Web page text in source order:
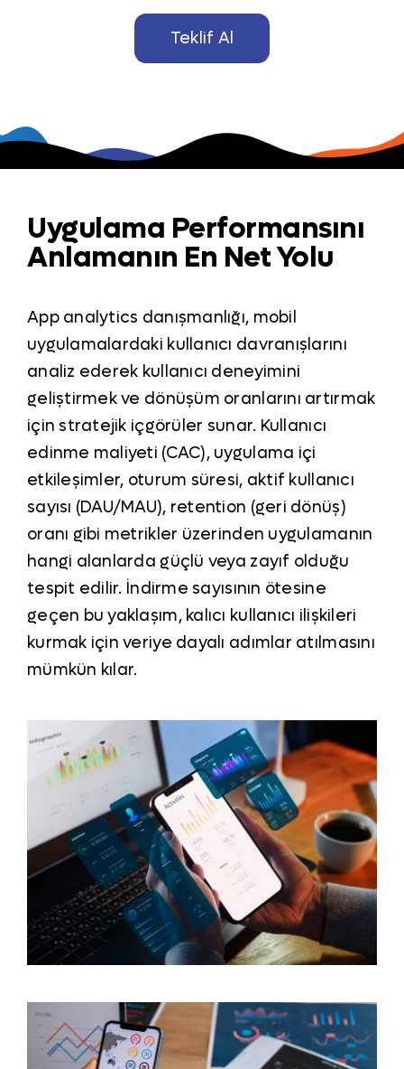
Teklif Al
Uygulama Performansını
Anlamanın En Net Yolu
App analytics danışmanlığı, mobil
uygulamalardaki kullanıcı davranışlarını
analiz ederek kullanıcı deneyimini
geliştirmek ve dönüşüm oranlarını artırmak
için stratejik içgörüler sunar. Kullanıcı
edinme maliyeti (CAC), uygulama içi
etkileşimler, oturum süresi, aktif kullanıcı
sayısı (DAU/MAU), retention (geri dönüş)
oranı gibi metrikler üzerinden uygulamanın
hangi alanlarda güçlü veya zayıf olduğu
tespit edilir. İndirme sayısının ötesine
geçen bu yaklaşım, kalıcı kullanıcı ilişkileri
kurmak için veriye dayalı adımlar atılmasını
mümkün kılar.